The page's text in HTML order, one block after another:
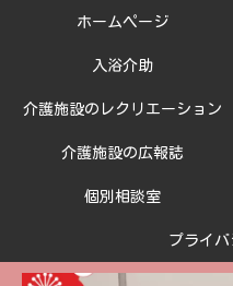
ホームページ
入浴介助
介護施設のレクリエーション
介護施設の広報誌
個別相談室
プライ